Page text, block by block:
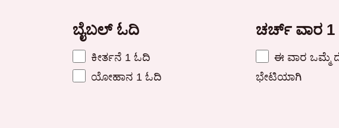
ಬೈಬಲ್ ಓದಿ
ಕೀರ್ತನೆ 1 ಓದಿ
ಯೋಹಾನ 1 ಓದಿ
ಚರ್ಚ್ ವಾರ 1
ಈ ವಾರ ಒಮ್ಮೆ
ಭೇಟಿಯಾಗಿ